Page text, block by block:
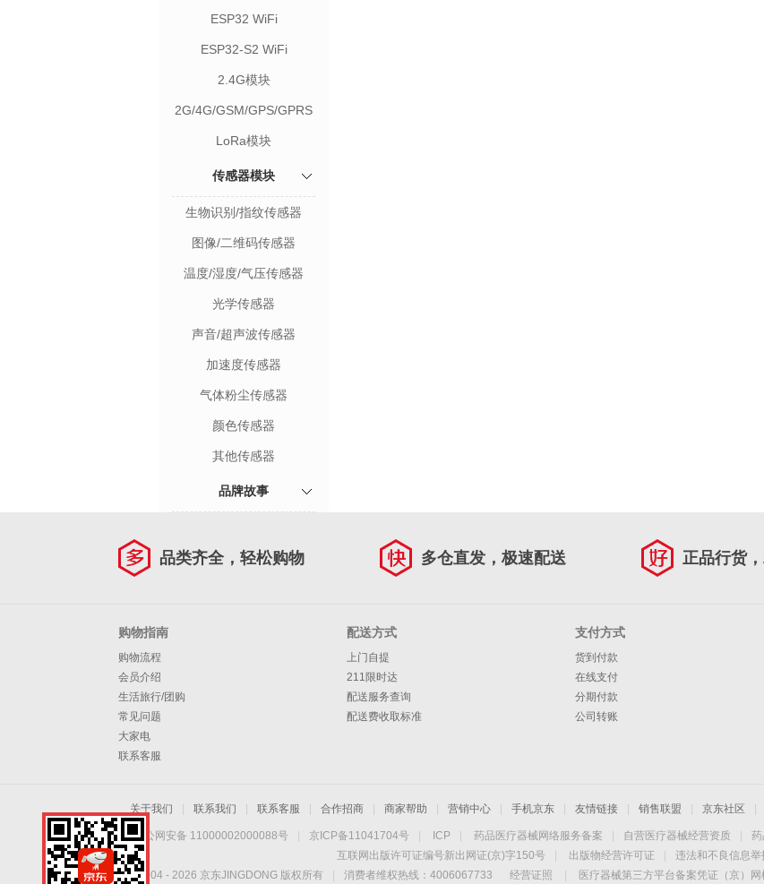
ESP32 WiFi
ESP32-S2 WiFi
2.4G模块
2G/4G/GSM/GPS/GPRS
模块
LoRa模块
传感器模块
生物识别/指纹传感器
图像/二维码传感器
温度/湿度/气压传感器
光学传感器
声音/超声波传感器
加速度传感器
气体粉尘传感器
颜色传感器
其他传感器
品牌故事
品类齐全，轻松购物 多仓直发，极速配送 正品行货
购物指南
购物流程
会员介绍
生活旅行/团购
常见问题
大家电
联系客服
配送方式
上门自提
211限时达
配送服务查询
配送费收取标准
支付方式
货到付款
在线支付
分期付款
公司转账
关于我们 联系我们 联系客服 合作招商 商家帮助 营销中心 手机京东 友情链接 销售联盟 京东社区
京公网安备 11000002000088号 京ICP备11041704号 ICP 药品医疗器械网络服务备案 自营医疗器械经营资质
互联网出版许可证编号新出网证(京)字150号
出版物经营许可证
违法和不良信息
Copyright © 2004 - 2026 京东JINGDONG 版权所有 消费者维权热线：4006067733 经营证照 医疗器械第三方平台备案凭证（京）